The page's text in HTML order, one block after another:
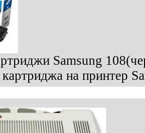
Samsung
на принтер